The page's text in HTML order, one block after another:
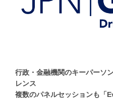
行政・金融機関のキーパーソ
レンス
複数のパネルセッションも「